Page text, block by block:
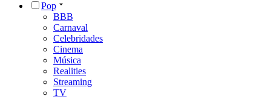
Pop
BBB
Carnaval
Celebridades
Cinema
Música
Realities
Streaming
TV